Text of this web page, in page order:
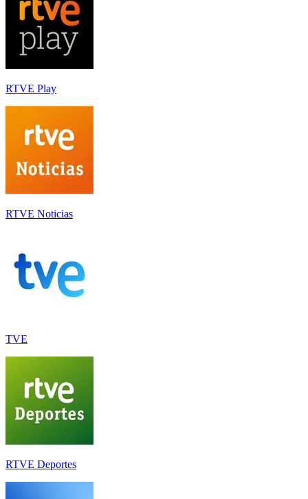
RTVE Play
RTVE Noticias
TVE
RTVE Deportes